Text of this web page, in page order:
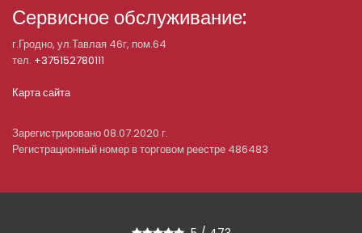
Сервисное обслуживание:
г.Гродно, ул.Тавлая 46г, пом.64
тел. +375152780111
Карта сайта
Зарегистрировано 08.07.2020 г.
Регистрационный номер в торговом реестре 486483